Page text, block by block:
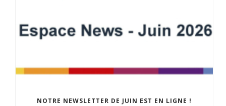
NOTRE NEWSLETTER DE JUIN EST EN LIGNE !